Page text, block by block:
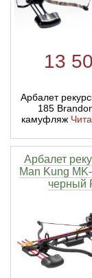
13
Арбалет
185
камуфляж
Арбалет
Man Kung
черный